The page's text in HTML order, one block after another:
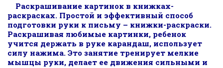
Раскрашивание картинок в книжках-
раскрасках. Простой и эффективный способ
подготовки руки к письму – книжки-раскраски.
Раскрашивая любимые картинки, ребенок
учится держать в руке карандаш, использует
силу нажима. Это занятие тренирует мелкие
мышцы руки, делает ее движения сильными и